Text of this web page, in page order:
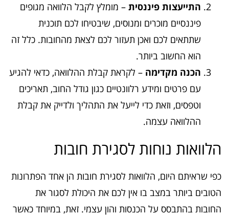
התייעצות פיננסית – מומלץ לקבל הלוואה מגופים
פיננסיים מוכרים ומנוסים, שיבטיחו לכם תוכנית
שתתאים לכם ואכן תעזור לכם לצאת מהחובות. כלל זה
הוא החשוב ביותר.
הכנה מקדימה – לקראת קבלת ההלוואה, כדאי להגיע
עם פרטים ומידע רלוונטיים כגון גודל החוב, תאריכים
וטפסים, וזאת כדי לייעל את התהליך ולדייק את קבלת
ההלוואה עצמה.
הלוואות נוחות לסגירת חובות
כפי שראיתם היום, הלוואות לסגירת חובות הן אחד הפתרונות
הטובים ביותר במצב בו אין לכם את היכולת לסגור את
החובות בהתבסס על הכנסות והון עצמי. זאת, במיוחד כאשר